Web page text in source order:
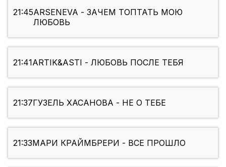
21:45ARSENEVA - ЗАЧЕМ ТОПТАТЬ МОЮ
ЛЮБОВЬ
21:41ARTIK&ASTI - ЛЮБОВЬ ПОСЛЕ ТЕБЯ
21:37ГУЗЕЛЬ ХАСАНОВА - НЕ О ТЕБЕ
21:33МАРИ КРАЙМБРЕРИ - ВСЕ ПРОШЛО